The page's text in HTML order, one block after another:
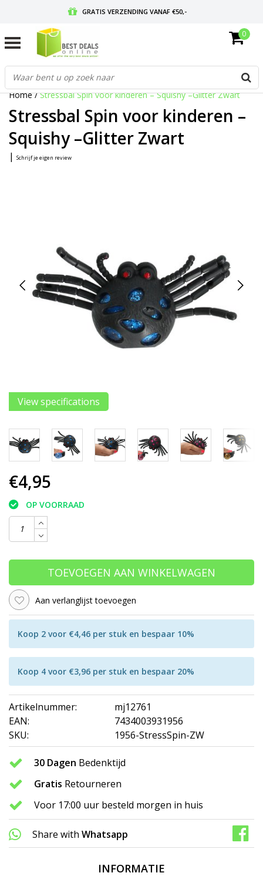
GRATIS VERZENDING VANAF €50,-
GRATIS RETOURNEREN EN 30 DAGEN BEDENKTIJD
0
Home/Stressbal Spin voor kinderen – Squishy –Glitter Zwart
Stressbal Spin voor kinderen –
Squishy –Glitter Zwart
| Schrijf je eigen review
View specifications
€4,95
OP VOORRAAD
TOEVOEGEN AAN WINKELWAGEN
Aan verlanglijst toevoegen
Koop 2 voor €4,46 per stuk en bespaar 10%
Koop 4 voor €3,96 per stuk en bespaar 20%
Artikelnummer:
mj12761
EAN:
7434003931956
SKU:
1956-StressSpin-ZW
30 Dagen Bedenktijd
Gratis Retourneren
Voor 17:00 uur besteld morgen in huis
Share with Whatsapp
INFORMATIE